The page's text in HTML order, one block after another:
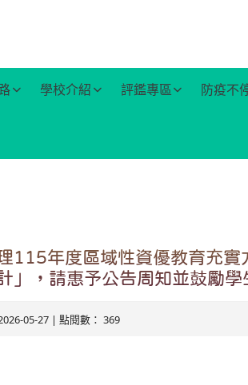
學校介紹 評鑑專區 防疫不
115年度區域性資優教育充
」，請惠予公告周知並鼓勵學
05-27 | 點閱數： 369